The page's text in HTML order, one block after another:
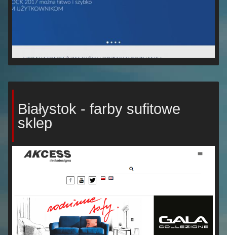
Białystok - farby sufitowe
sklep